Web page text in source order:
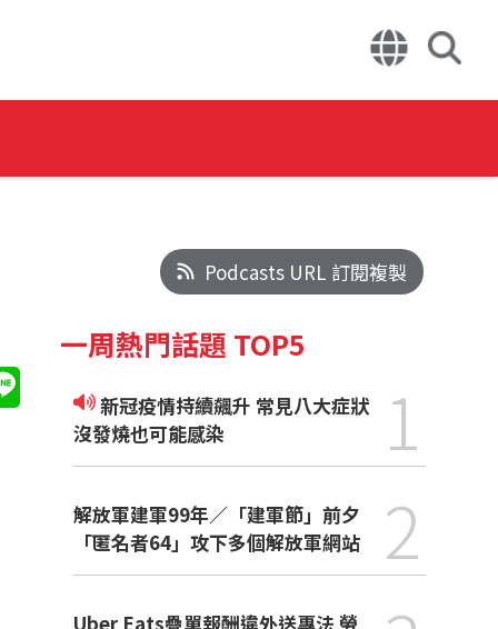
Podcasts URL 訂閱複製
一周熱門話題 TOP5
新冠疫情持續飆升 常見八大症狀
沒發燒也可能感染
1
解放軍建軍99年／「建軍節」前夕
「匿名者64」攻下多個解放軍網站
2
Uber Eats疊單報酬違外送專法 勞